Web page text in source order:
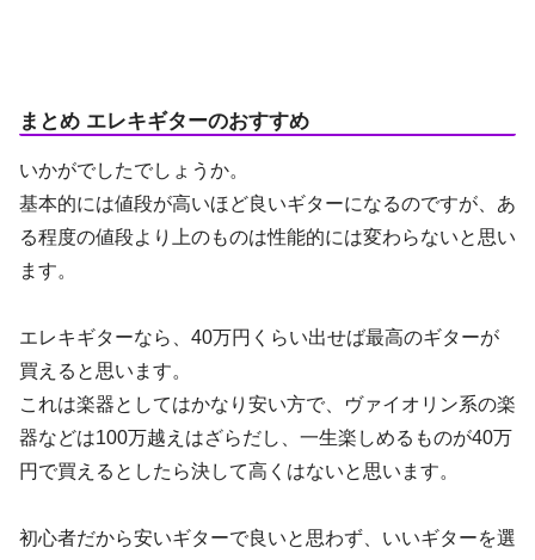
まとめ エレキギターのおすすめ
いかがでしたでしょうか。
基本的には値段が高いほど良いギターになるのですが、あ
る程度の値段より上のものは性能的には変わらないと思い
ます。
エレキギターなら、40万円くらい出せば最高のギターが
買えると思います。
これは楽器としてはかなり安い方で、ヴァイオリン系の楽
器などは100万越えはざらだし、一生楽しめるものが40万
円で買えるとしたら決して高くはないと思います。
初心者だから安いギターで良いと思わず、いいギターを選